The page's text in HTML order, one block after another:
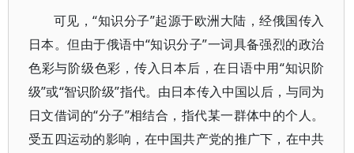
可见，“知识分子”起源于欧洲大陆，经俄国传入
日本。但由于俄语中“知识分子”一词具备强烈的政治
色彩与阶级色彩，传入日本后，在日语中用“知识阶
级”或“智识阶级”指代。由日本传入中国以后，与同为
日文借词的“分子”相结合，指代某一群体中的个人。
受五四运动的影响，在中国共产党的推广下，在中共